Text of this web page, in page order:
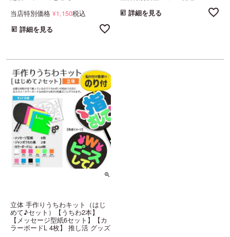
当店特別価格 ¥1,150税込
詳細を見る
詳細を見る
立体 手作りうちわキット（はじ
めて♪セット）【うちわ2本】
【メッセージ型紙6セット】【カ
ラーボードL 4枚】 推し活 グッズ